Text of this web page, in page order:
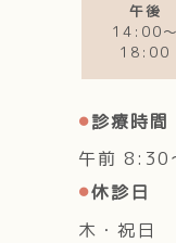
午後
14:00～
18:00
診療時間
午前
休診日
木・祝日